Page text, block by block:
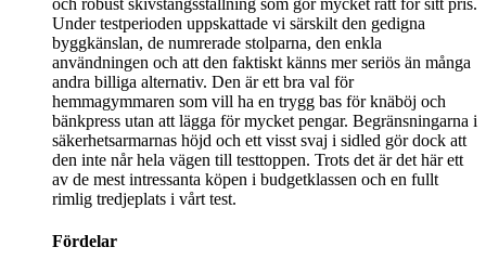
Under testperioden uppskattade vi särskilt den gedigna
byggkänslan, de numrerade stolparna, den enkla
användningen och att den faktiskt känns mer seriös än många
andra billiga alternativ. Den är ett bra val för
hemmagymmaren som vill ha en trygg bas för knäböj och
bänkpress utan att lägga för mycket pengar. Begränsningarna i
säkerhetsarmarnas höjd och ett visst svaj i sidled gör dock att
den inte når hela vägen till testtoppen. Trots det är det här ett
av de mest intressanta köpen i budgetklassen och en fullt
rimlig tredjeplats i vårt test.
Fördelar